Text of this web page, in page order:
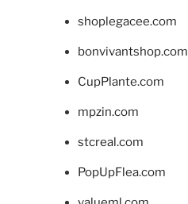
shoplegacee.com
bonvivantshop.com
CupPlante.com
mpzin.com
stcreal.com
PopUpFlea.com